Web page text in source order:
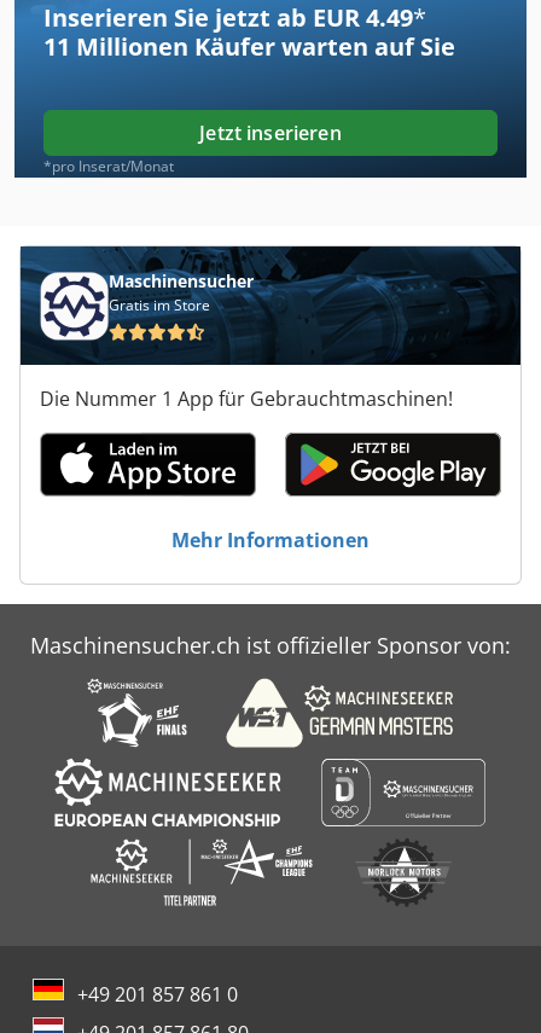
Inserieren Sie jetzt ab EUR 4.49*
11 Millionen Käufer warten auf Sie
Jetzt inserieren
*pro Inserat/Monat
Maschinensucher
Gratis im Store
Die Nummer 1 App für Gebrauchtmaschinen!
Mehr Informationen
Maschinensucher.ch ist offizieller Sponsor von:
+49 201 857 861 0